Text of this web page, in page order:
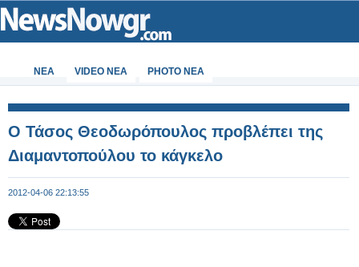
ΝΕΑ VIDEO NEA PHOTO NEA
Ο Τάσος Θεοδωρόπουλος προβλέπει της
Διαμαντοπούλου το κάγκελο
2012-04-06 22:13:55